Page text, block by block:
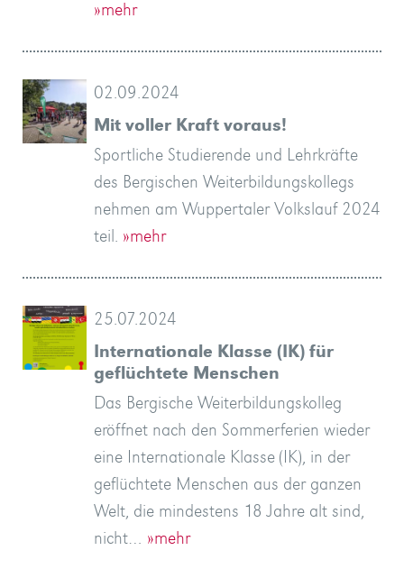
»mehr
02.09.2024
Mit voller Kraft voraus!
Sportliche Studierende und Lehrkräfte
des Bergischen Weiterbildungskollegs
nehmen am Wuppertaler Volkslauf 2024
teil. »mehr
25.07.2024
Internationale Klasse (IK) für
geflüchtete Menschen
Das Bergische Weiterbildungskolleg
eröffnet nach den Sommerferien wieder
eine Internationale Klasse (IK), in der
geflüchtete Menschen aus der ganzen
Welt, die mindestens 18 Jahre alt sind,
nicht… »mehr